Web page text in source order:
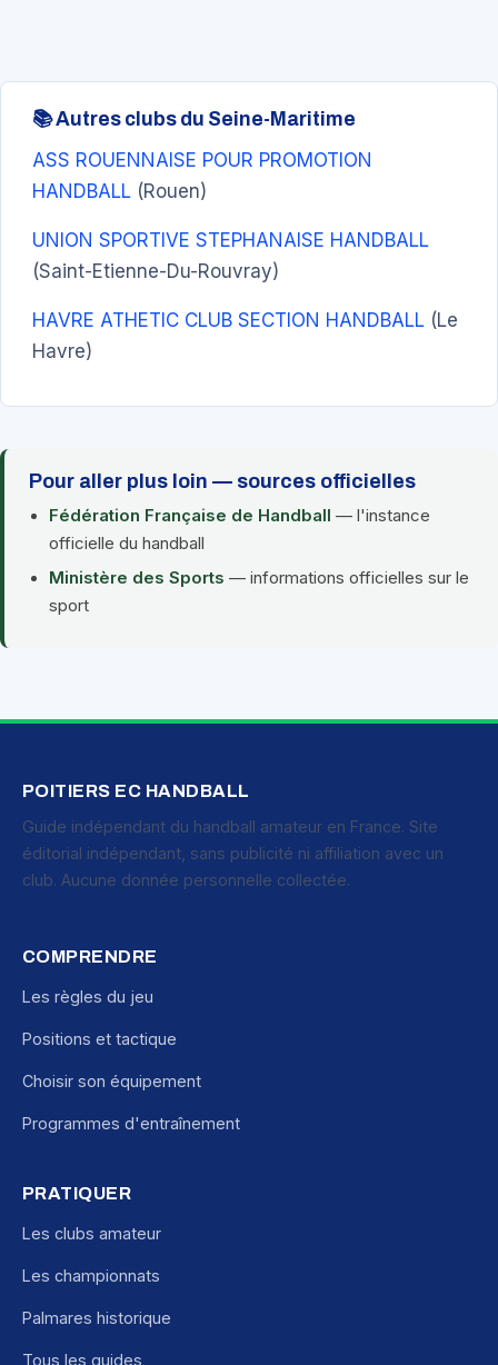
📚 Autres clubs du Seine-Maritime
ASS ROUENNAISE POUR PROMOTION
HANDBALL (Rouen)
UNION SPORTIVE STEPHANAISE HANDBALL
(Saint-Etienne-Du-Rouvray)
HAVRE ATHETIC CLUB SECTION HANDBALL (Le
Havre)
Pour aller plus loin — sources officielles
Fédération Française de Handball — l'instance
officielle du handball
Ministère des Sports — informations officielles sur le
sport
POITIERS EC HANDBALL
Guide indépendant du handball amateur en France. Site
éditorial indépendant, sans publicité ni affiliation avec un
club. Aucune donnée personnelle collectée.
COMPRENDRE
Les règles du jeu
Positions et tactique
Choisir son équipement
Programmes d'entraînement
PRATIQUER
Les clubs amateur
Les championnats
Palmares historique
Tous les guides